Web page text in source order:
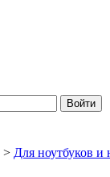
> Для ноутбуков и